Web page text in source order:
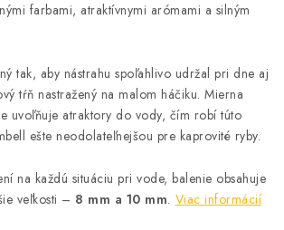
OD ZMLUVY - REKLAMACIU
farbami, atraktívnymi arómami a silným
tak, aby nástrahu spoľahlivo udržal pri dne aj
tŕň nastražený na malom háčiku. Mierna
uvoľňuje atraktory do vody, čím robí túto
ešte neodolateľnejšou pre kaprovité ryby.
na každú situáciu pri vode, balenie obsahuje
veľkosti – 8 mm a 10 mm. Viac informácií